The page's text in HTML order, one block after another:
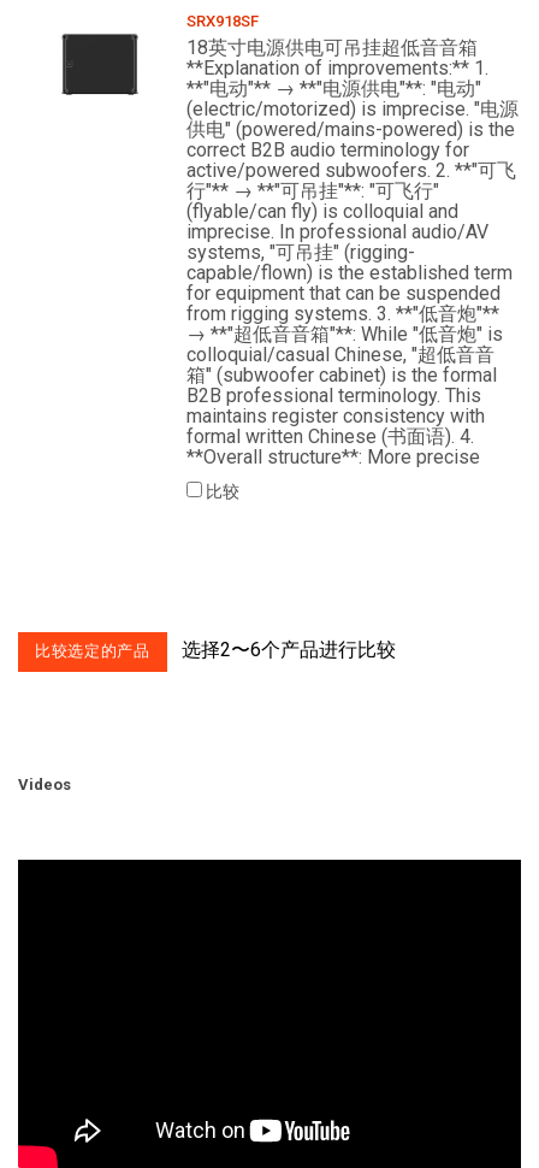
SRX918SF
18英寸电源供电可吊挂超低音音箱
**Explanation of improvements:** 1.
**"电动"** → **"电源供电"**: "电动"
(electric/motorized) is imprecise. "电源
供电" (powered/mains-powered) is the
correct B2B audio terminology for
active/powered subwoofers. 2. **"可飞
行"** → **"可吊挂"**: "可飞行"
(flyable/can fly) is colloquial and
imprecise. In professional audio/AV
systems, "可吊挂" (rigging-
capable/flown) is the established term
for equipment that can be suspended
from rigging systems. 3. **"低音炮"**
→ **"超低音音箱"**: While "低音炮" is
colloquial/casual Chinese, "超低音音
箱" (subwoofer cabinet) is the formal
B2B professional terminology. This
maintains register consistency with
formal written Chinese (书面语). 4.
**Overall structure**: More precise
比较
选择2〜6个产品进行比较
Videos